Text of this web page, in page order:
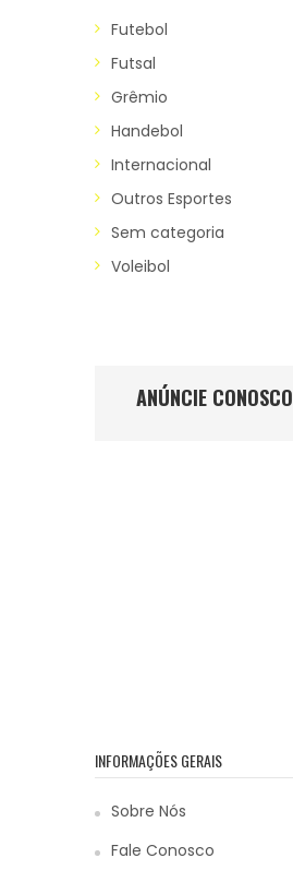
Futebol
Futsal
Grêmio
Handebol
Internacional
Outros Esportes
Sem categoria
Voleibol
ANÚNCIE CONOSCO
INFORMAÇÕES GERAIS
Sobre Nós
Fale Conosco